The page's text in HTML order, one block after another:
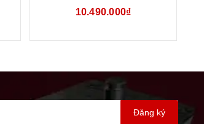
10.490.000₫
Đăng ký